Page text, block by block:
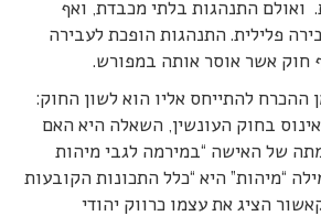
ואולם התנהגות בלתי מכבדת, ואף
פלילית. התנהגות הופכת לעבירה
חוק אשר אוסר אותה במפורש.
ההכרח להתייחס אליו הוא לשון החוק:
בחוק העונשין, השאלה היא האם
של האישה “במירמה לגבי מיהות
“מיהות” היא “כלל התכונות הקובעות
הציג את עצמו כרווק יהודי